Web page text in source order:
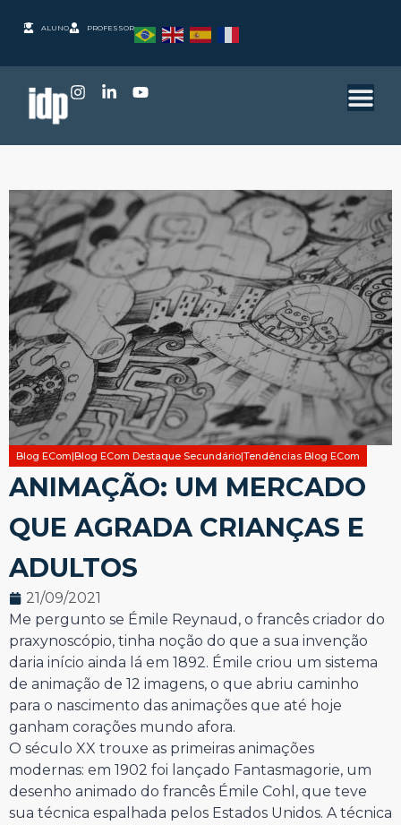
ALUNO PROFESSOR
Blog ECom|Blog ECom Destaque Secundário|Tendências Blog ECom
ANIMAÇÃO: UM MERCADO
QUE AGRADA CRIANÇAS E
ADULTOS
21/09/2021
Me pergunto se Émile Reynaud, o francês criador do
praxynoscópio, tinha noção do que a sua invenção
daria início ainda lá em 1892. Émile criou um sistema
de animação de 12 imagens, o que abriu caminho
para o nascimento das animações que até hoje
ganham corações mundo afora.
O século XX trouxe as primeiras animações
modernas: em 1902 foi lançado Fantasmagorie, um
desenho animado do francês Émile Cohl, que teve
sua técnica espalhada pelos Estados Unidos. A técnica